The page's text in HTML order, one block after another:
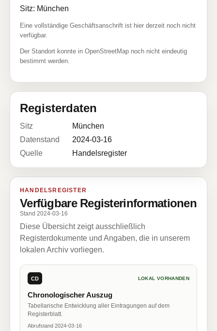
Sitz: München
Eine vollständige Geschäftsanschrift ist hier derzeit noch nicht
verfügbar.
Der Standort konnte in OpenStreetMap noch nicht eindeutig
bestimmt werden.
Registerdaten
Sitz
München
Datenstand
2024-03-16
Quelle
Handelsregister
HANDELSREGISTER
Verfügbare Registerinformationen
Stand 2024-03-16
Diese Übersicht zeigt ausschließlich
Registerdokumente und Angaben, die in unserem
lokalen Archiv vorliegen.
CD LOKAL VORHANDEN
Chronologischer Auszug
Tabellarische Entwicklung aller Eintragungen auf dem
Registerblatt.
Abrufstand 2024-03-16